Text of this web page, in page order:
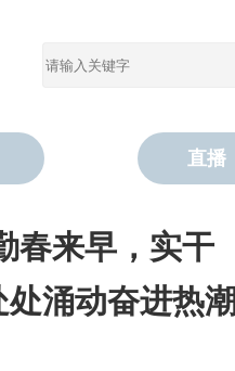
直播
春来早，实干
涌动奋进热潮